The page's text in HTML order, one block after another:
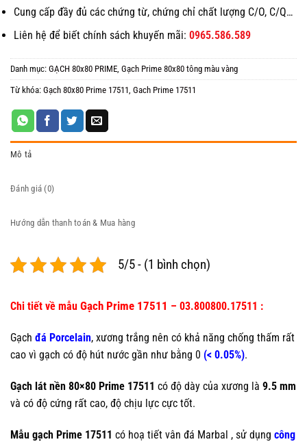
Cung cấp đầy đủ các chứng từ, chứng chỉ chất lượng C/O, C/Q…
Liên hệ để biết chính sách khuyến mãi: 0965.586.589
Danh mục: GẠCH 80x80 PRIME, Gạch Prime 80x80 tông màu vàng
Từ khóa: Gạch 80x80 Prime 17511, Gach Prime 17511
Mô tả
Đánh giá (0)
Hướng dẫn thanh toán & Mua hàng
5/5 - (1 bình chọn)
Chi tiết về mẫu Gạch Prime 17511 – 03.800800.17511 :
Gạch đá Porcelain, xương trắng nên có khả năng chống thấm rất
cao vì gạch có độ hút nước gần như bằng 0 (< 0.05%).
Gạch lát nền 80×80 Prime 17511 có độ dày của xương là 9.5 mm
và có độ cứng rất cao, độ chịu lực cực tốt.
Mẫu gạch Prime 17511 có hoạ tiết vân đá Marbal , sử dụng công